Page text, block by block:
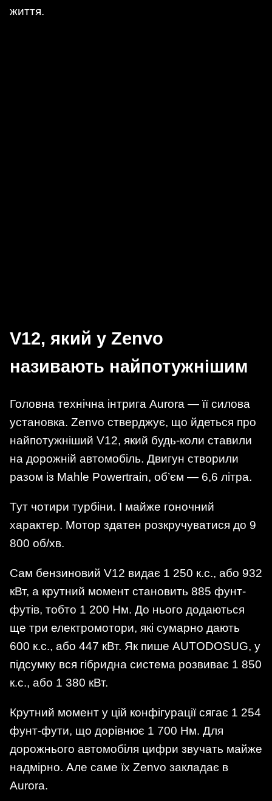
життя.
V12, який у Zenvo
називають найпотужнішим
Головна технічна інтрига Aurora — її силова
установка. Zenvo стверджує, що йдеться про
найпотужніший V12, який будь-коли ставили
на дорожній автомобіль. Двигун створили
разом із Mahle Powertrain, об’єм — 6,6 літра.
Тут чотири турбіни. І майже гоночний
характер. Мотор здатен розкручуватися до 9
800 об/хв.
Сам бензиновий V12 видає 1 250 к.с., або 932
кВт, а крутний момент становить 885 фунт-
футів, тобто 1 200 Нм. До нього додаються
ще три електромотори, які сумарно дають
600 к.с., або 447 кВт. Як пише AUTODOSUG, у
підсумку вся гібридна система розвиває 1 850
к.с., або 1 380 кВт.
Крутний момент у цій конфігурації сягає 1 254
фунт-фути, що дорівнює 1 700 Нм. Для
дорожнього автомобіля цифри звучать майже
надмірно. Але саме їх Zenvo закладає в
Aurora.